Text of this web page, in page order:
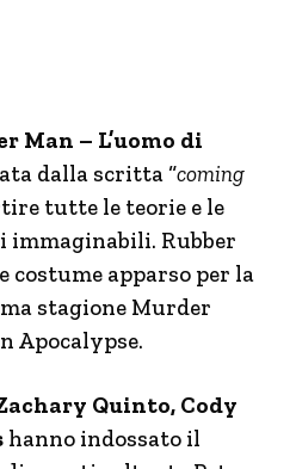
Man – L’uomo di
dalla scritta “coming
tutte le teorie e le
immaginabili. Rubber
costume apparso per la
stagione Murder
Apocalypse.
Quinto, Cody
hanno indossato il